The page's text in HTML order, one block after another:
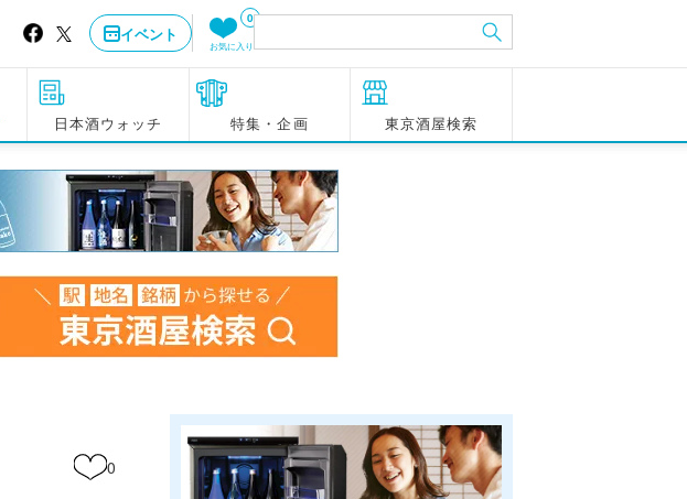
イベント
0
お気に入り
日本酒ウォッチ 特集・企画 東京酒屋検索
0